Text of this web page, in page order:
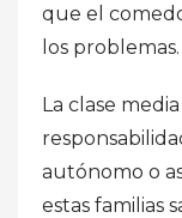
que el
los problemas.
La clase
autónomo o
estas familias